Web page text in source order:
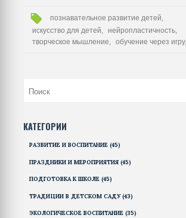
познавательное развитие детей,
искусство для детей,
нейропластичность,
творческое мышление,
обучение через игру,
КАТЕГОРИИ
РАЗВИТИЕ И ВОСПИТАНИЕ (45)
ПРАЗДНИКИ И МЕРОПРИЯТИЯ (45)
ПОДГОТОВКА К ШКОЛЕ (45)
ТРАДИЦИИ В ДЕТСКОМ САДУ(43)
ЭКОЛОГИЧЕСКОЕ ВОСПИТАНИЕ (35)